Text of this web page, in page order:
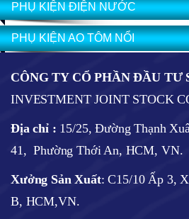
PHỤ KIỆN ĐIỆN NƯỚC
PHỤ KIỆN AO TÔM NỔI
CÔNG TY CỔ PHẦN ĐẦU TƯ
INVESTMENT JOINT STOCK
Địa chỉ : 15/25, Đường Thạnh
41, Phường Thới An, HCM, VN.
Xưởng Sản Xuất: C15/10 Ấp 3,
B, HCM,VN.